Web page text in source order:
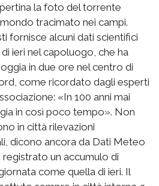
la foto del torrente
tracimato nei campi.
fornisce alcuni dati scientifici
ieri nel capoluogo, che ha
in due ore nel centro di
come ricordato dagli esperti
«In 100 anni mai
in così poco tempo». Non
in città rilevazioni
dicono ancora da Dati Meteo
un accumulo di
come quella di ieri. Il